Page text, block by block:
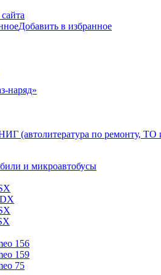
Добавить в избранное
наряд»
по ремонту, ТО и
и микроавтобусы
156
159
75